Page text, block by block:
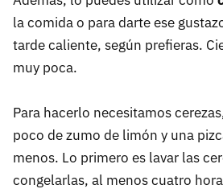
la comida o para darte ese
tarde caliente, según prefieras.
muy poca.
Para hacerlo necesitamos
poco de zumo de limón y una
menos. Lo primero es lavar las
congelarlas, al menos cuatro